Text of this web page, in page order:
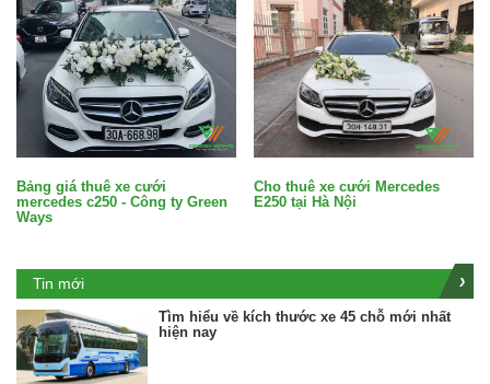
Bảng giá thuê xe cưới
mercedes c250 - Công ty Green
Ways
Cho thuê xe cưới Mercedes
E250 tại Hà Nội
Tin mới
Tìm hiểu về kích thước xe 45 chỗ mới nhất
hiện nay